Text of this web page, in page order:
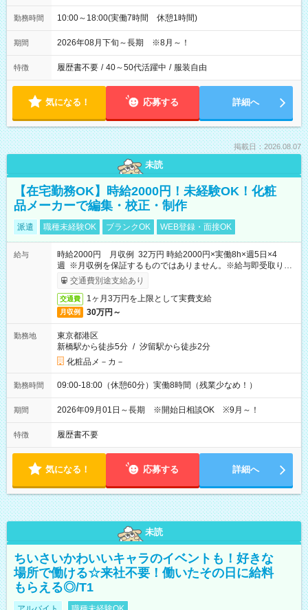
勤務時間 10:00～18:00(実働7時間 休憩1時間)
期間 2026年08月下旬～長期 ※8月～！
特徴 履歴書不要 / 40～50代活躍中 / 服装自由
気になる！ 応募する 詳細へ
掲載日：2026.08.07
未読
【在宅勤務OK】時給2000円！未経験OK！化粧
品メーカーで編集・校正・制作
派遣 職種未経験OK ブランクOK WEB登録・面接OK
給与
時給2000円 月収例 32万円 時給2000円×実働8h×週5日×4
週 ※月収例を保証するものではありません。※給与即受取りサ
ービス利用可（利用条件有）
交通費別途支給あり
交通費 1ヶ月3万円を上限として実費支給
月収例 30万円～
勤務地
東京都港区
新橋駅から徒歩5分 / 汐留駅から徒歩2分
化粧品メ－カ－
勤務時間 09:00-18:00（休憩60分）実働8時間（残業少なめ！）
期間 2026年09月01日～長期 ※開始日相談OK ※9月～！
特徴 履歴書不要
気になる！ 応募する 詳細へ
未読
ちいさいかわいいキャラのイベントも！好きな
場所で働ける☆来社不要！働いたその日に給料
もらえる◎/T1